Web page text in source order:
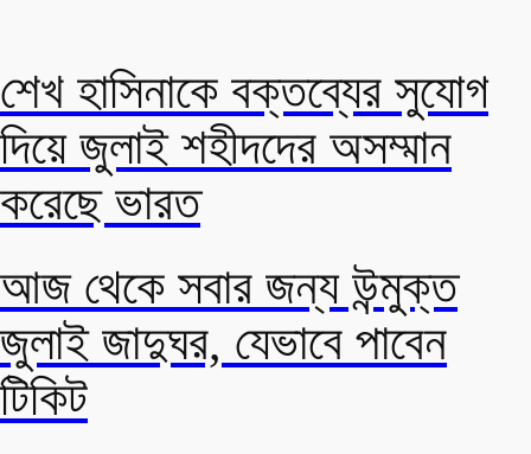
শেখ হাসিনাকে বক্তব্যের সুযোগ
দিয়ে জুলাই শহীদদের অসম্মান
করেছে ভারত
আজ থেকে সবার জন্য উন্মুক্ত
জুলাই জাদুঘর, যেভাবে পাবেন
টিকিট